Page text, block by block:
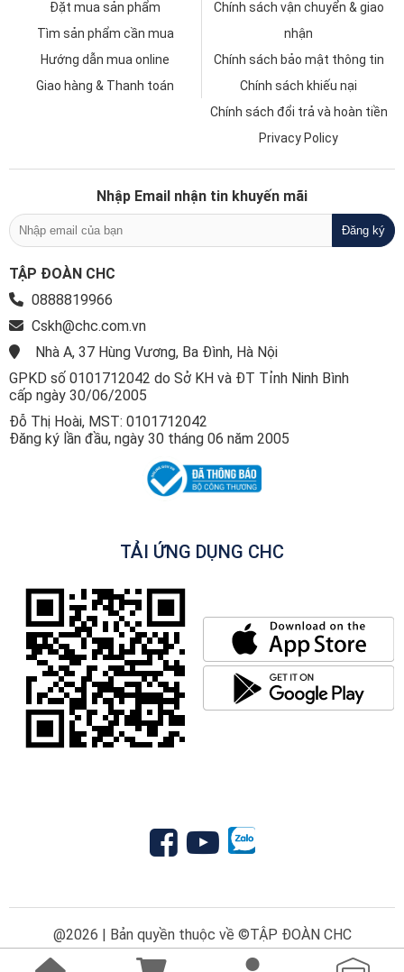
Đặt mua sản phẩm
Tìm sản phẩm cần mua
Hướng dẫn mua online
Giao hàng & Thanh toán
Chính sách vận chuyển & giao
nhận
Chính sách bảo mật thông tin
Chính sách khiếu nại
Chính sách đổi trả và hoàn tiền
Privacy Policy
Nhập Email nhận tin khuyến mãi
TẬP ĐOÀN CHC
0888819966
Cskh@chc.com.vn
Nhà A, 37 Hùng Vương, Ba Đình, Hà Nội
GPKD số 0101712042 do Sở KH và ĐT Tỉnh Ninh Bình
cấp ngày 30/06/2005
Đỗ Thị Hoài, MST: 0101712042
Đăng ký lần đầu, ngày 30 tháng 06 năm 2005
TẢI ỨNG DỤNG CHC
@2026 | Bản quyền thuộc về ©TẬP ĐOÀN CHC